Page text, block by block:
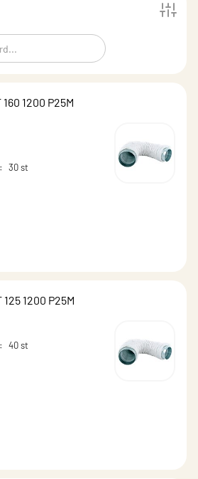
Filtrera
160 1200 P25M
: 30 st
125 1200 P25M
: 40 st